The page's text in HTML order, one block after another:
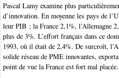
Pascal Lamy examine plus
d’innovation. En moyenne les pays de
leur PIB ; la France 2,1%, l’Allemagne
plus de 3%. L’effort français dans ce
1993, où il était de 2,4%. De surcroît,
solide réseau de PME innovantes,
point de vue la France est fort mal placée.